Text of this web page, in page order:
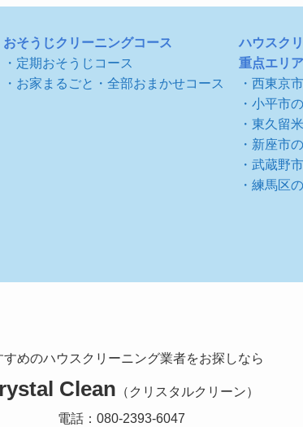
おそうじクリーニングコース
・定期おそうじコース
・お家まるごと・全部おまかせコース
ハウスク
重点エリ
・西東京
・小平市
・東久留
・新座市
・武蔵野
・練馬区
すめのハウスクリーニング業者をお探しなら
Clean （ クリスタルクリーン）
電話：080-2393-6047